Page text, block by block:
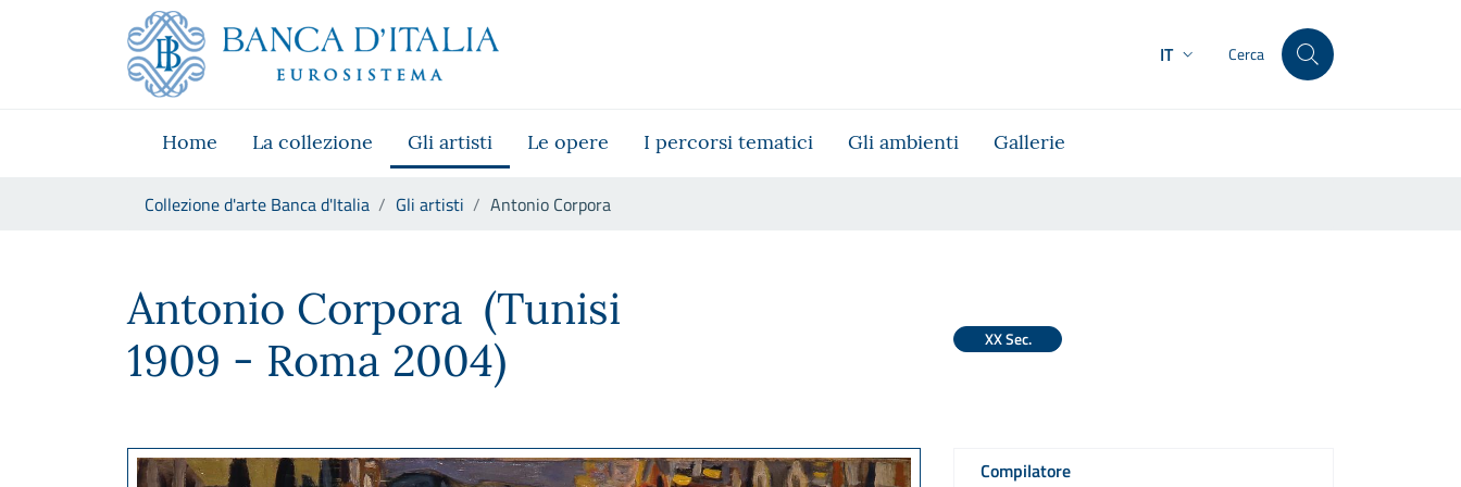
Skip to Main Content
Vai al sito istituzionale
Vai al menu di navigazione
Vai alla ricerca
Vai ai contenuti
IT Cerca
Home La collezione Gli artisti Le opere I percorsi tematici Gli ambienti Gallerie
Collezione d'arte Banca d'Italia Gli artisti Antonio Corpora
Antonio Corpora (Tunisi
1909 - Roma 2004)
XX Sec.
Compilatore